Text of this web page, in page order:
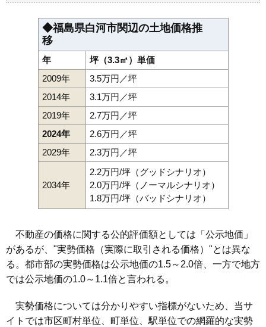
◆福島県白河市関辺の土地価格推
移
年
坪（3.3㎡）単価
2009年
3.5万円／坪
2014年
3.1万円／坪
2019年
2.7万円／坪
2024年
2.6万円／坪
2029年
2.3万円／坪
2034年
2.2万円/坪（グッドシナリオ）
2.0万円/坪（ノーマルシナリオ）
1.8万円/坪（バッドシナリオ）
不動産の価格に関する公的評価額としては「公示地価」
があるが、"実勢価格（実際に取引される価格）"とは異な
る。都市部の実勢価格は公示地価の1.5～2.0倍、一方で地方
では公示地価の1.0～1.1倍と言われる。
実勢価格については分かりやすい指標がないため、当サ
イトでは市区町村単位、町単位、駅単位での網羅的な実勢